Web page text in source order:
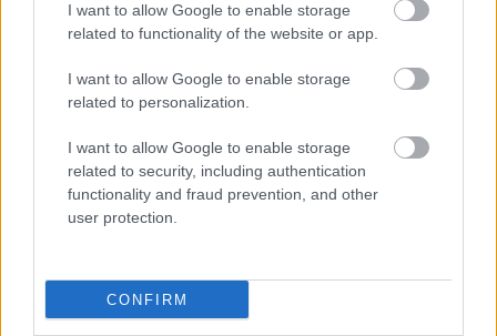
I want to allow Google to enable storage
related to functionality of the website or app.
I want to allow Google to enable storage
related to personalization.
I want to allow Google to enable storage
related to security, including authentication
functionality and fraud prevention, and other
user protection.
CONFIRM
Για να προσθέσεις το σχόλιο
στο my gazzetta!